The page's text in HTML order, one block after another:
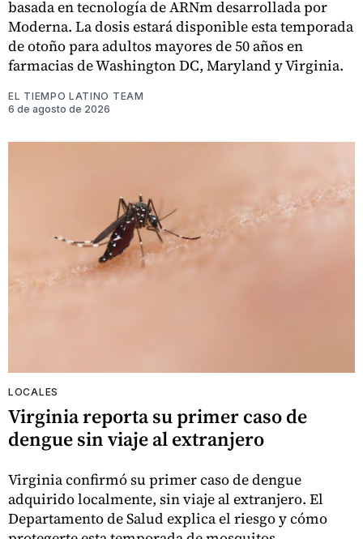
basada en tecnología de ARNm desarrollada por
Moderna. La dosis estará disponible esta temporada
de otoño para adultos mayores de 50 años en
farmacias de Washington DC, Maryland y Virginia.
EL TIEMPO LATINO TEAM
6 de agosto de 2026
LOCALES
Virginia reporta su primer caso de
dengue sin viaje al extranjero
Virginia confirmó su primer caso de dengue
adquirido localmente, sin viaje al extranjero. El
Departamento de Salud explica el riesgo y cómo